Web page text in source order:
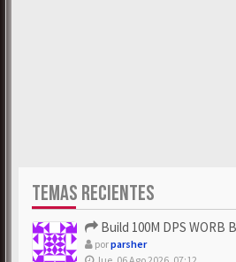
TEMAS RECIENTES
Build 100M DPS WORB Bomb
porparsher